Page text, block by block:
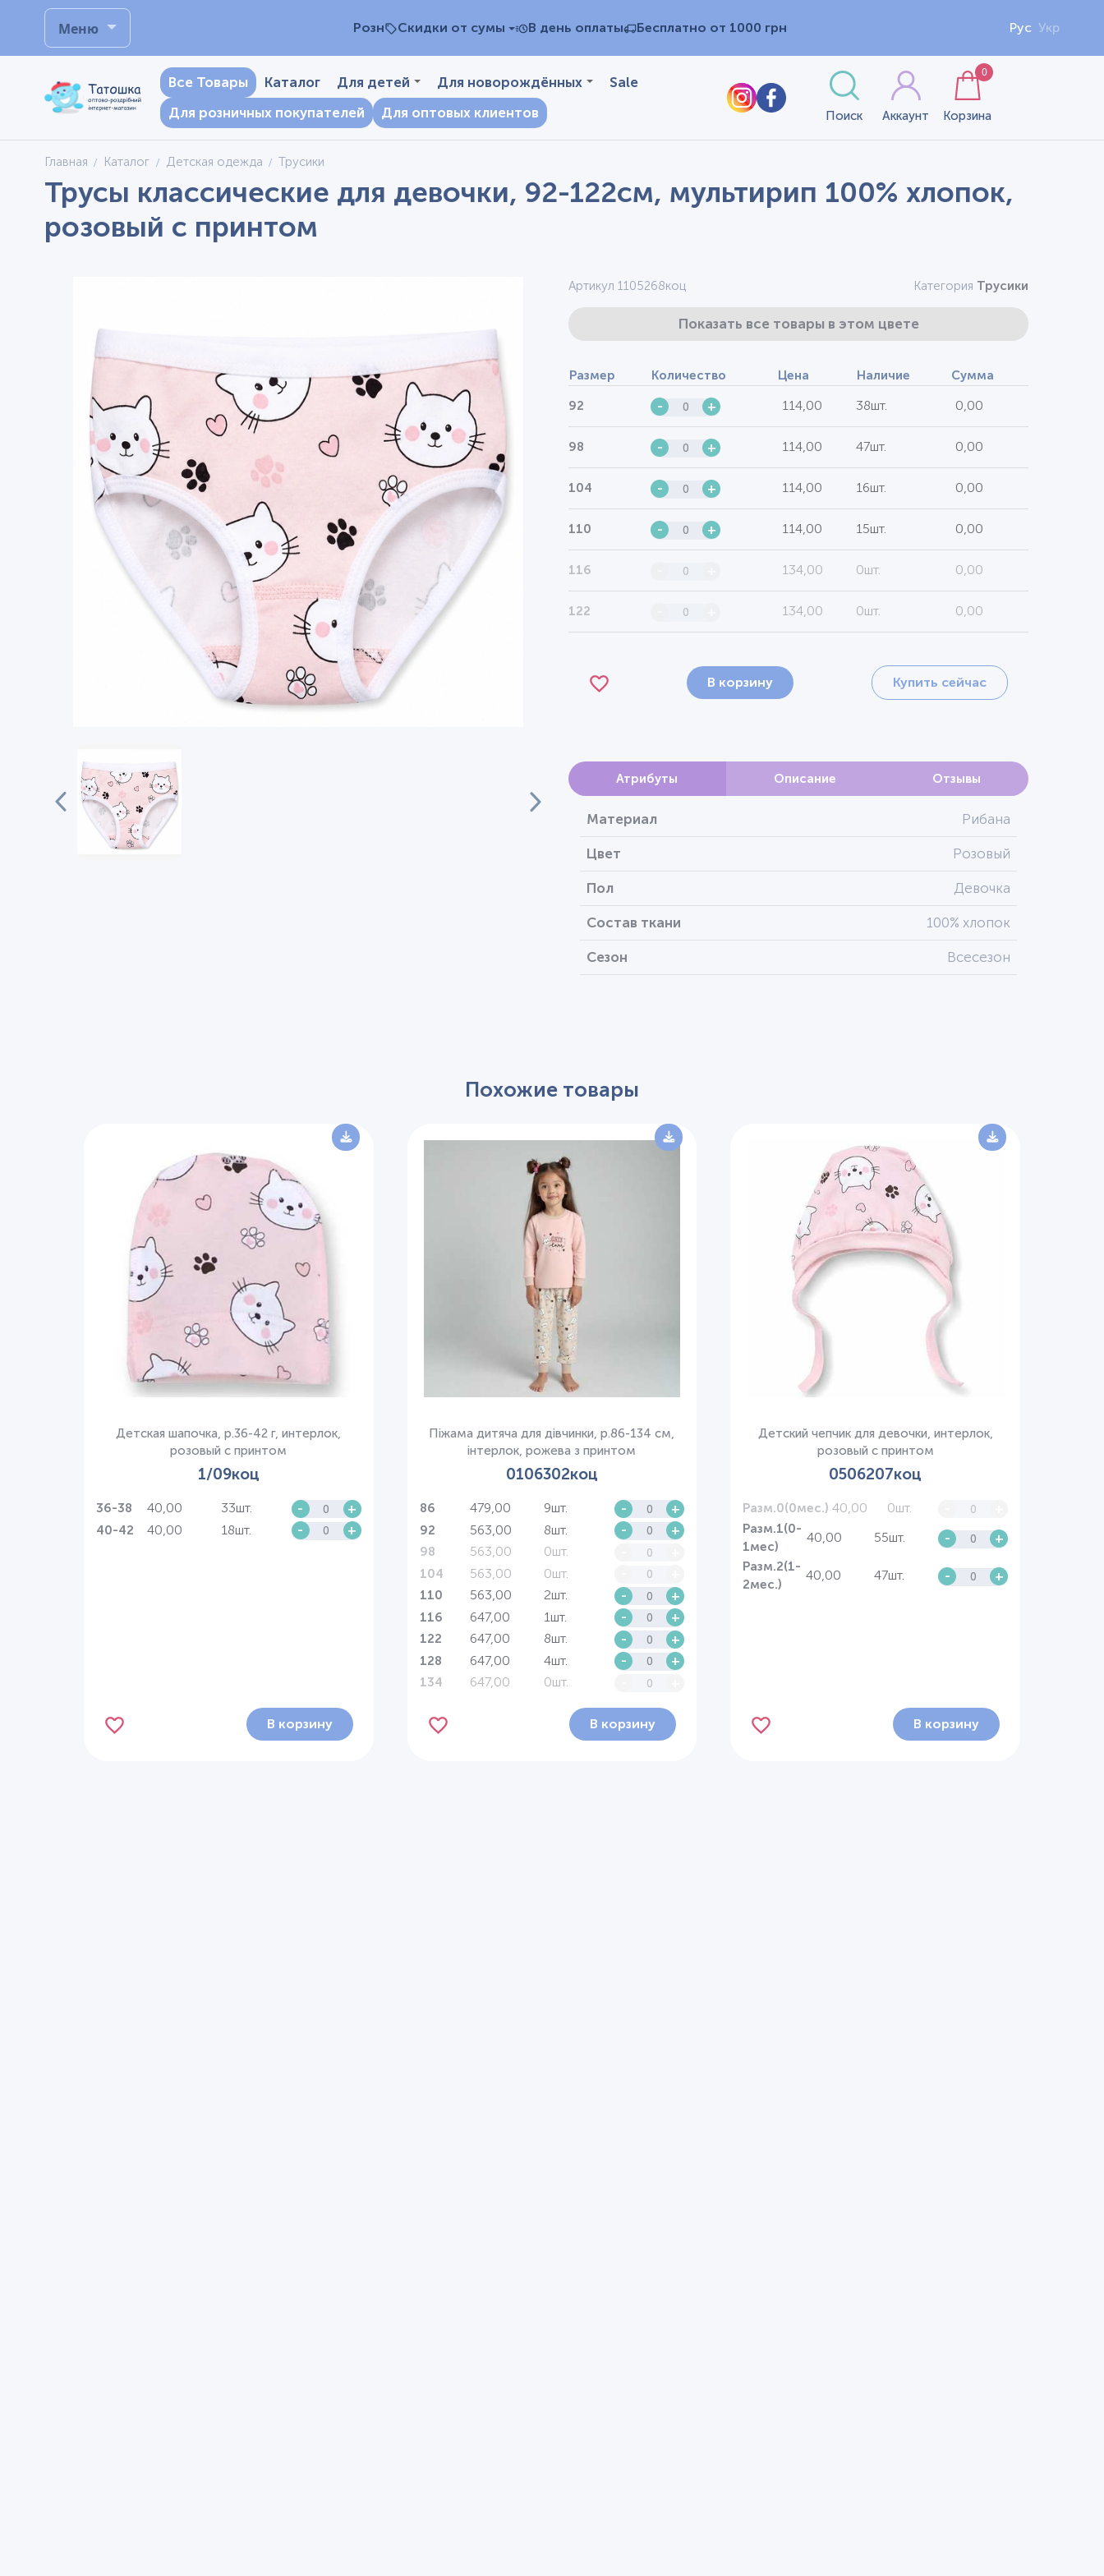
Меню Розн Скидки от сумы В день оплаты Бесплатно от 1000 грн Рус Укр
Все Товары Каталог Для детей Для новорождённых
Sale
Для розничных покупателей
Для оптовых клиентов Поиск Аккаунт Корзина
0
Главная Каталог Детская одежда Трусики
Трусы классические для девочки, 92-122см, мультирип 100% хлопок,
розовый с принтом
Артикул 1105268коц Категория Трусики
Показать все товары в этом цвете
Размер Количество Цена Наличие Сумма
92 - + 114,00 38шт. 0,00
98 - + 114,00 47шт. 0,00
104 - + 114,00 16шт. 0,00
110 - + 114,00 15шт. 0,00
116 134,00 0шт. 0,00
122 134,00 0шт. 0,00
В корзину Купить сейчас
Атрибуты Описание Отзывы
Материал Рибана
Цвет Розовый
Пол Девочка
Состав ткани 100% хлопок
Сезон Всесезон
Похожие товары
Детская шапочка, р.36-42 г, интерлок,
розовый с принтом
1/09коц
36-38 40,00 33шт. - +
40-42 40,00 18шт. - +
В корзину
Піжама дитяча для дівчинки, р.86-134 см,
інтерлок, рожева з принтом
0106302коц
86 479,00 9шт. - +
92 563,00 8шт. - +
98 563,00 0шт.
104 563,00 0шт.
110 563,00 2шт. - +
116 647,00 1шт. - +
122 647,00 8шт. - +
128 647,00 4шт. - +
134 647,00 0шт.
В корзину
Детский чепчик для девочки, интерлок,
розовый с принтом
0506207коц
Разм.0(0мес.) 40,00 0шт.
Разм.1(0-
1мес)
40,00 55шт. - +
Разм.2(1-
2мес.)
40,00 47шт. - +
В корзину